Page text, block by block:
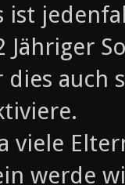
ist
Jähriger
dies auch
viele
werde